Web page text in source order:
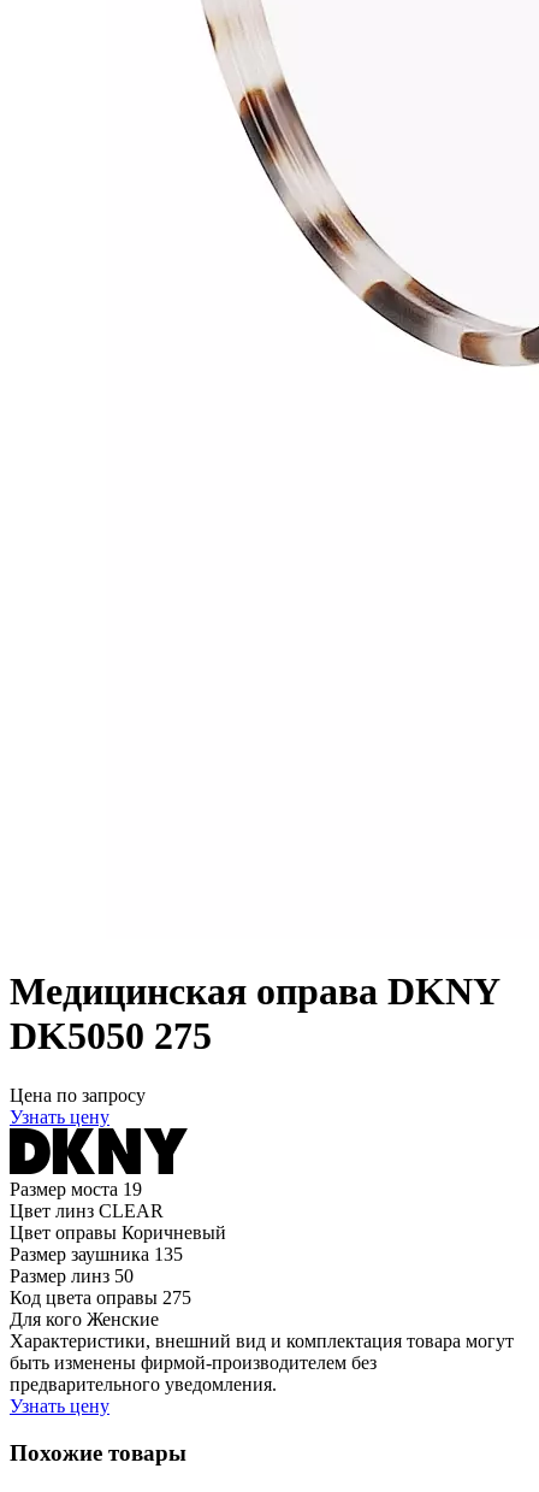
Медицинская оправа DKNY
DK5050 275
Цена по запросу
Узнать цену
Размер моста 19
Цвет линз CLEAR
Цвет оправы Коричневый
Размер заушника 135
Размер линз 50
Код цвета оправы 275
Для кого Женские
Характеристики, внешний вид и комплектация товара могут
быть изменены фирмой-производителем без
предварительного уведомления.
Узнать цену
Похожие товары